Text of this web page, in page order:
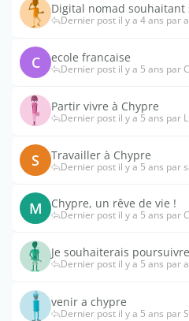
Digital nomad souhaitant
Dernier post il y a 4 ans par
C ecole francaise
Dernier post il y a 5 ans par
Partir vivre à Chypre
Dernier post il y a 5 ans par
S Travailler à Chypre
Dernier post il y a 5 ans par
M Chypre, un rêve de vie !
Dernier post il y a 5 ans par
Je souhaiterais
Dernier post il y a 5 ans par
venir a chypre
Dernier post il y a 5 ans par